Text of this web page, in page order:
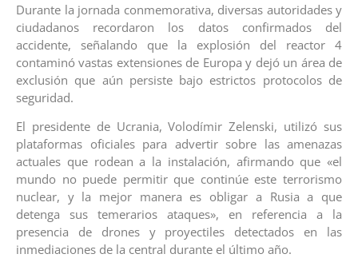
Durante la jornada conmemorativa, diversas autoridades y
ciudadanos recordaron los datos confirmados del
accidente, señalando que la explosión del reactor 4
contaminó vastas extensiones de Europa y dejó un área de
exclusión que aún persiste bajo estrictos protocolos de
seguridad.
El presidente de Ucrania, Volodímir Zelenski, utilizó sus
plataformas oficiales para advertir sobre las amenazas
actuales que rodean a la instalación, afirmando que «el
mundo no puede permitir que continúe este terrorismo
nuclear, y la mejor manera es obligar a Rusia a que
detenga sus temerarios ataques», en referencia a la
presencia de drones y proyectiles detectados en las
inmediaciones de la central durante el último año.